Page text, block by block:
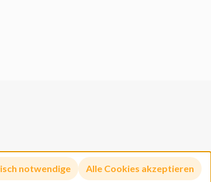
notwendige Alle Cookies akzeptieren